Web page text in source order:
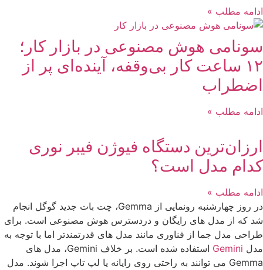
ادامه مطلب »
سونامی هوش مصنوعی در بازار کار؛
۱۲ ساعت کار بی‌وقفه، آینده‌ای پر از
اضطراب
ادامه مطلب »
ارزان‌ترین دستگاه فیوژن فیبر نوری
کدام مدل است؟
ادامه مطلب »
در روز چهارشنبه رونمایی از Gemma، چت بات جدید گوگل انجام
شد که از مدل‌ های رایگان و دردسترس هوش مصنوعی است. برای
طراحی مدل جما از فناوری مانند مدل‌ های قدرتمندتر اما با توجه به
مدل Gemini
استفاده شده است. بر خلاف Gemini، مدل‌ های
Gemma می‌ توانند به راحتی روی رایانه یا لپ‌ تاپ اجرا شوند. مدل‌